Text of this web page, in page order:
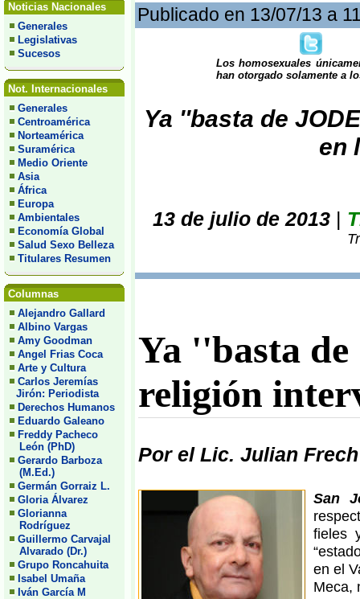
Noticias Nacionales
Generales
Legislativas
Sucesos
Not. Internacionales
Generales
Centroamérica
Norteamérica
Suramérica
Medio Oriente
Asia
África
Europa
Ambientales
Economía Global
Salud Sexo Belleza
Titulares Resumen
Columnas
Alejandro Gallard
Albino Vargas
Amy Goodman
Angel Frias Coca
Arte y Cultura
Carlos Jeremías
Jirón: Periodista
Derechos Humanos
Eduardo Galeano
Freddy Pacheco
León (PhD)
Gerardo Barboza
(M.Ed.)
Germán Gorraiz L.
Gloria Álvarez
Glorianna
Rodríguez
Guillermo Carvajal
Alvarado (Dr.)
Grupo Roncahuita
Isabel Umaña
Iván García M
Publicado en 13/07/13 a
Los homosexuales
han otorgado solamente a
Ya ''basta de
en
13 de julio de 2013|
Ya ''basta
religión
Por el Lic. Julian
San
fieles
en el
Meca,